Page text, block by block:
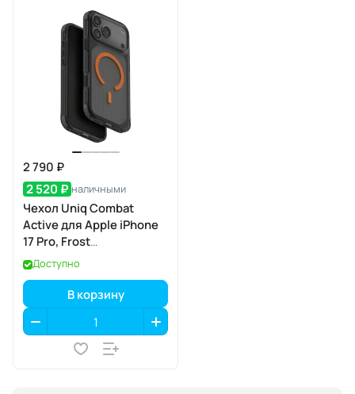
2 790 ₽
2 520 ₽ наличными
Чехол Uniq Combat
Active для Apple iPhone
17 Pro, Frost
Smoke/Orange (матовый
дымчатый/оранжевый),
MagSafe
Доступно
В корзину